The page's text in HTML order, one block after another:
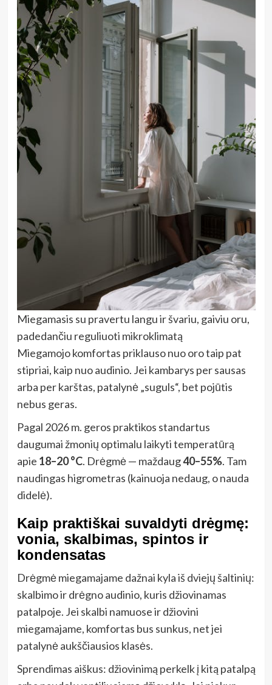
Miegamasis su pravertu langu ir švariu, gaiviu oru,
padedančiu reguliuoti mikroklimatą
Miegamojo komfortas priklauso nuo oro taip pat
stipriai, kaip nuo audinio. Jei kambarys per sausas
arba per karštas, patalynė „suguls“, bet pojūtis
nebus geras.
Pagal 2026 m. geros praktikos standartus
daugumai žmonių optimalu laikyti temperatūrą
apie 18–20 °C. Drėgmė — maždaug40–55%. Tam
naudingas higrometras (kainuoja nedaug, o nauda
didelė).
Kaip praktiškai suvaldyti drėgmę:
vonia, skalbimas, spintos ir
kondensatas
Drėgmė miegamajame dažnai kyla iš dviejų šaltinių:
skalbimo ir drėgno audinio, kuris džiovinamas
patalpoje. Jei skalbi namuose ir džiovini
miegamajame, komfortas bus sunkus, net jei
patalynė aukščiausios klasės.
Sprendimas aiškus: džiovinimą perkelk į kitą patalpą